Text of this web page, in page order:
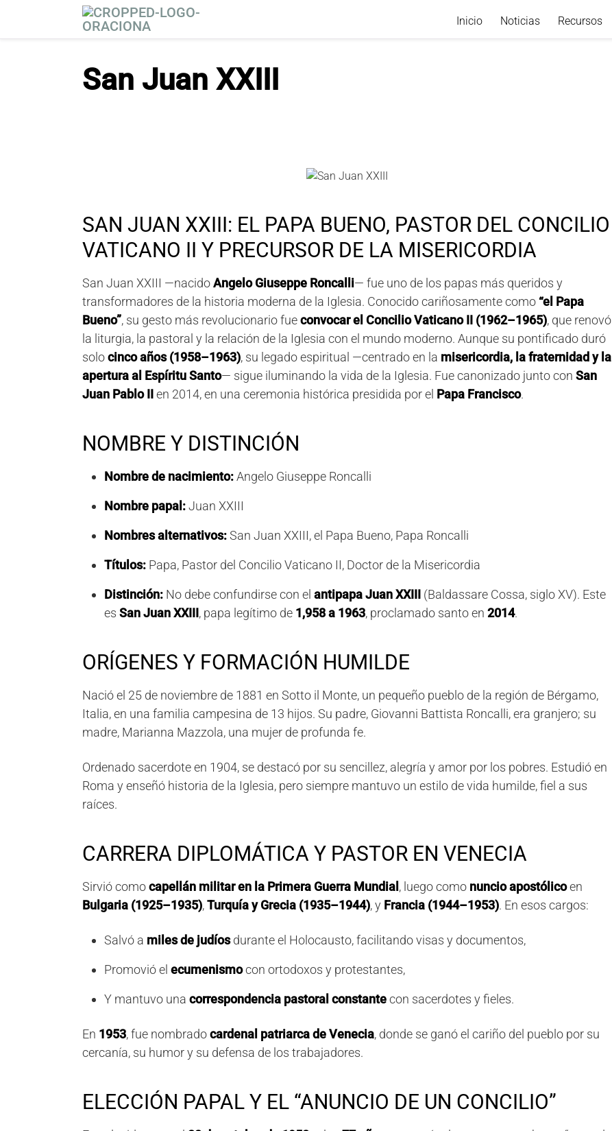
l
Inicio Noticias Recursos
San Juan XXIII
SAN JUAN XXIII: EL PAPA BUENO, PASTOR DEL CONCILIO
VATICANO II Y PRECURSOR DE LA MISERICORDIA
San Juan XXIII —nacidoAngelo Giuseppe Roncalli— fue uno de los papas más queridos y
transformadores de la historia moderna de la Iglesia. Conocido cariñosamente como “el Papa
Bueno”, su gesto más revolucionario fueconvocar el Concilio Vaticano II (1962–1965), que renovó
la liturgia, la pastoral y la relación de la Iglesia con el mundo moderno. Aunque su pontificado duró
solocinco años (1958–1963), su legado espiritual —centrado en la misericordia, la fraternidad y la
apertura al Espíritu Santo— sigue iluminando la vida de la Iglesia. Fue canonizado junto con San
Juan Pablo IIen 2014, en una ceremonia histórica presidida por el Papa Francisco.
NOMBRE Y DISTINCIÓN
Nombre de nacimiento:Angelo Giuseppe Roncalli
Nombre papal:Juan XXIII
Nombres alternativos:San Juan XXIII, el Papa Bueno, Papa Roncalli
Títulos: Papa, Pastor del Concilio Vaticano II, Doctor de la Misericordia
Distinción: No debe confundirse con el antipapa Juan XXIII (Baldassare Cossa, siglo XV). Este
es San Juan XXIII, papa legítimo de 1,958 a 1963, proclamado santo en 2014.
ORÍGENES Y FORMACIÓN HUMILDE
Nació el 25 de noviembre de 1881 en Sotto il Monte, un pequeño pueblo de la región de Bérgamo,
Italia, en una familia campesina de 13 hijos. Su padre, Giovanni Battista Roncalli, era granjero; su
madre, Marianna Mazzola, una mujer de profunda fe.
Ordenado sacerdote en 1904, se destacó por su sencillez, alegría y amor por los pobres. Estudió en
Roma y enseñó historia de la Iglesia, pero siempre mantuvo un estilo de vida humilde, fiel a sus
raíces.
CARRERA DIPLOMÁTICA Y PASTOR EN VENECIA
Sirvió comocapellán militar en la Primera Guerra Mundial, luego como nuncio apostólicoen
Bulgaria (1925–1935),Turquía y Grecia (1935–1944), y Francia (1944–1953). En esos cargos:
Salvó a miles de judíosdurante el Holocausto, facilitando visas y documentos,
Promovió el ecumenismocon ortodoxos y protestantes,
Y mantuvo una correspondencia pastoral constantecon sacerdotes y fieles.
En 1953, fue nombradocardenal patriarca de Venecia, donde se ganó el cariño del pueblo por su
cercanía, su humor y su defensa de los trabajadores.
ELECCIÓN PAPAL Y EL “ANUNCIO DE UN CONCILIO”